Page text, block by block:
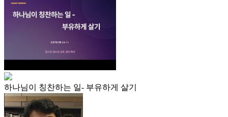
하나님이 칭찬하는 일- 부유하게 살기